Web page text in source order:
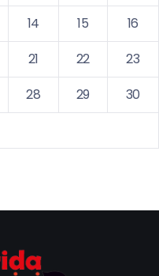
14 15
16
21 22
23
28 29
30